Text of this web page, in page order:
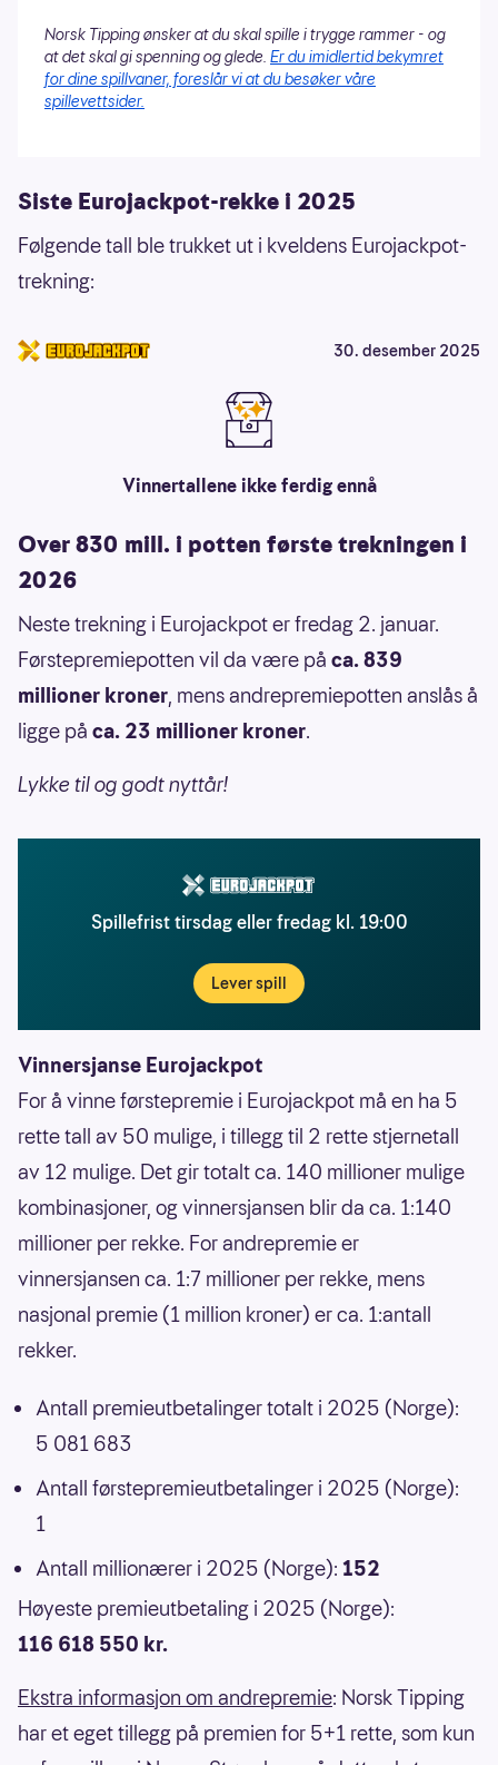
Norsk Tipping ønsker at du skal spille i trygge rammer - og
at det skal gi spenning og glede. Er du imidlertid bekymret
for dine spillvaner, foreslår vi at du besøker våre
spillevettsider.
Siste Eurojackpot-rekke i 2025
Følgende tall ble trukket ut i kveldens Eurojackpot-
trekning:
30. desember 2025
Vinnertallene ikke ferdig ennå
Over 830 mill. i potten første trekningen i
2026
Neste trekning i Eurojackpot er fredag 2. januar.
Førstepremiepotten vil da være på ca. 839
millioner kroner, mens andrepremiepotten anslås å
ligge på ca. 23 millioner kroner.
Lykke til og godt nyttår!
Spillefrist tirsdag eller fredag kl. 19:00
Lever spill
Vinnersjanse Eurojackpot
For å vinne førstepremie i Eurojackpot må en ha 5
rette tall av 50 mulige, i tillegg til 2 rette stjernetall
av 12 mulige. Det gir totalt ca. 140 millioner mulige
kombinasjoner, og vinnersjansen blir da ca. 1:140
millioner per rekke. For andrepremie er
vinnersjansen ca. 1:7 millioner per rekke, mens
nasjonal premie (1 million kroner) er ca. 1:antall
rekker.
Antall premieutbetalinger totalt i 2025 (Norge):
5 081 683
Antall førstepremieutbetalinger i 2025 (Norge):
1
Antall millionærer i 2025 (Norge): 152
Høyeste premieutbetaling i 2025 (Norge):
116 618 550 kr.
Ekstra informasjon om andrepremie: Norsk Tipping
har et eget tillegg på premien for 5+1 rette, som kun